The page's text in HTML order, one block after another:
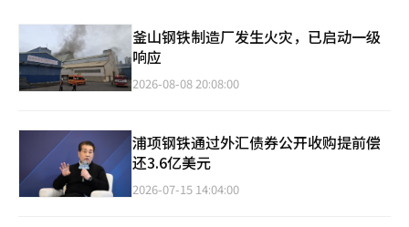
釜山钢铁制造厂发生火灾，已启动一级
响应
2026-08-08 20:08:00
浦项钢铁通过外汇债券公开收购提前偿
还3.6亿美元
2026-07-15 14:04:00